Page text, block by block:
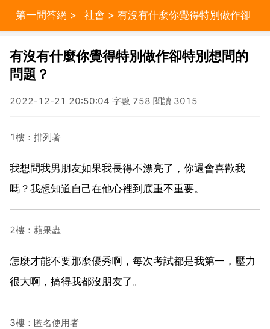
第一問答網 > 社會 > 有沒有什麼你覺得特別做作卻
特別想問的問題？
有沒有什麼你覺得特別做作卻特別想問的
問題？
2022-12-21 20:50:04 字數 758 閱讀 3015
1樓：排列著
我想問我男朋友如果我長得不漂亮了，你還會喜歡我
嗎？我想知道自己在他心裡到底重不重要。
2樓：蘋果蟲
怎麼才能不要那麼優秀啊，每次考試都是我第一，壓力
很大啊，搞得我都沒朋友了。
3樓：匿名使用者